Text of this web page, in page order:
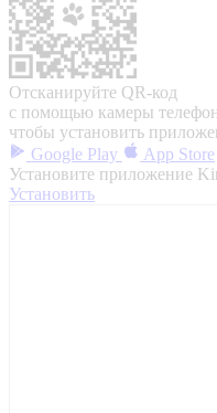
Отсканируйте QR-код
с помощью камеры
чтобы установить
Google Play
App Store
Установите приложение
Установить